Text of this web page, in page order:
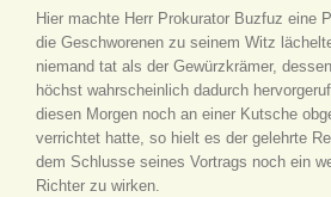
Hier machte Herr Prokurator Buzfuz eine
die Geschworenen zu seinem Witz
niemand tat als der Gewürzkrämer,
höchst wahrscheinlich dadurch
diesen Morgen noch an einer Kutsche
verrichtet hatte, so hielt es der gelehrte
dem Schlusse seines Vortrags noch ein
Richter zu wirken.